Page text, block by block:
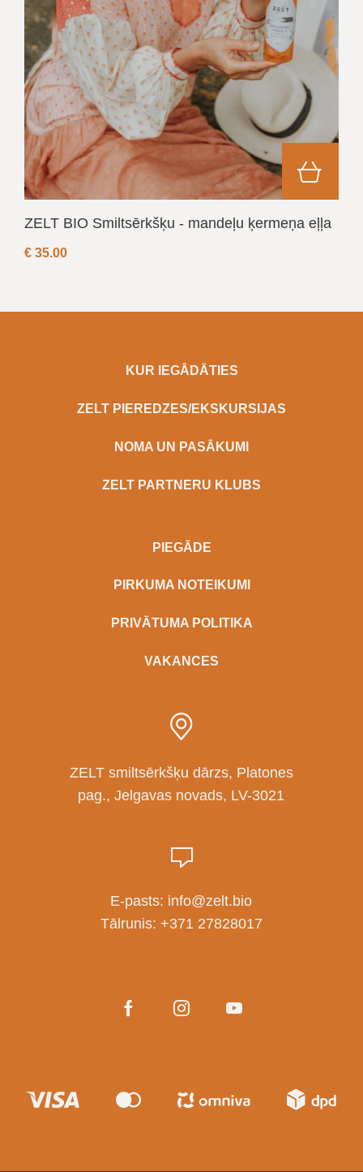
ZELT BIO Smiltsērkšķu - mandeļu ķermeņa eļļa
€ 35.00
KUR IEGĀDĀTIES
ZELT PIEREDZES/EKSKURSIJAS
NOMA UN PASĀKUMI
ZELT PARTNERU KLUBS
PIEGĀDE
PIRKUMA NOTEIKUMI
PRIVĀTUMA POLITIKA
VAKANCES
ZELT smiltsērkšķu dārzs, Platones
pag., Jelgavas novads, LV-3021
E-pasts: info@zelt.bio
Tālrunis: +371 27828017